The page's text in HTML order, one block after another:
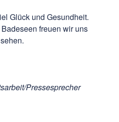
Glück und Gesundheit.
freuen wir uns
Pressesprecher